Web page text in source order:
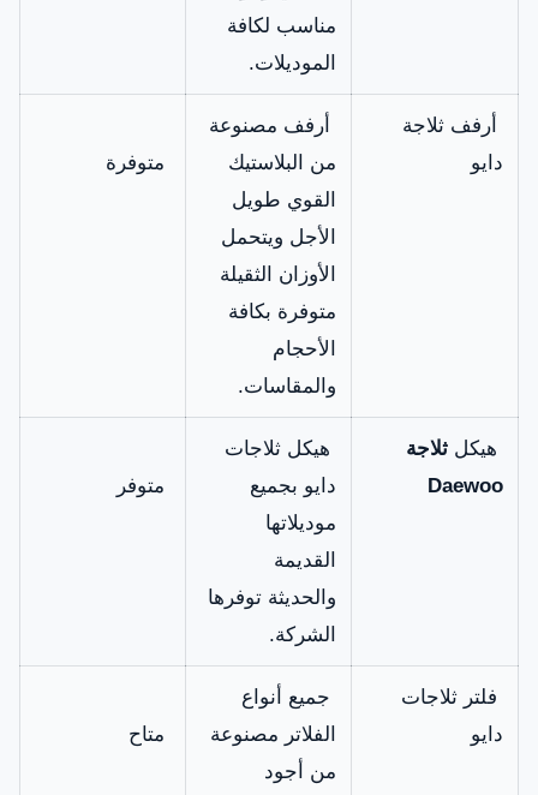
مناسب لكافة
الموديلات.
أرفف ثلاجة
دايو
أرفف مصنوعة
من البلاستيك
القوي طويل
الأجل ويتحمل
الأوزان الثقيلة
متوفرة بكافة
الأحجام
والمقاسات.
متوفرة
هيكل ثلاجة
Daewoo
هيكل ثلاجات
دايو بجميع
موديلاتها
القديمة
والحديثة توفرها
الشركة.
متوفر
فلتر ثلاجات
دايو
جميع أنواع
الفلاتر مصنوعة
من أجود
متاح